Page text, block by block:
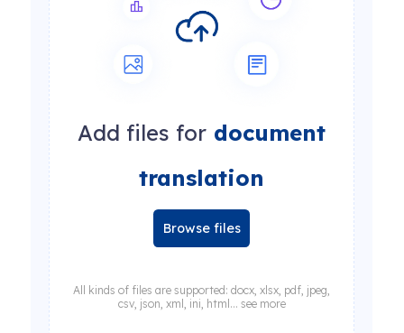
Add files for document
translation
Browse files
All kinds of files are supported: docx, xlsx, pdf, jpeg,
csv, json, xml, ini, html... see more